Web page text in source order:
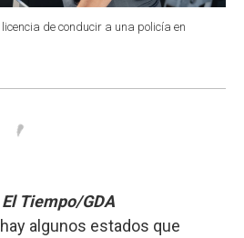
de conducir a una policía en
Tiempo/GDA
hay algunos estados que